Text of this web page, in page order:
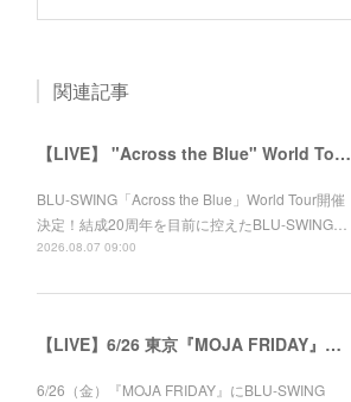
関連記事
【LIVE】 "Across the Blue" World Tour 2026
BLU-SWING「Across the Blue」World Tour開催
決定！結成20周年を目前に控えたBLU-SWING…
2026.08.07 09:00
【LIVE】6/26 東京『MOJA FRIDAY』出演
6/26（金）『MOJA FRIDAY』にBLU-SWING